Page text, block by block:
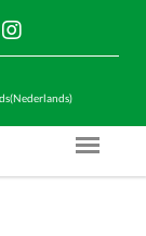
Menu